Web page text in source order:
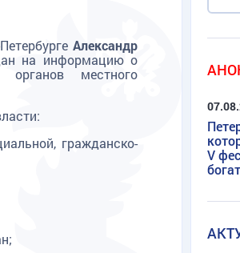
Александр
на информацию о
органов местного
гражданско-
V